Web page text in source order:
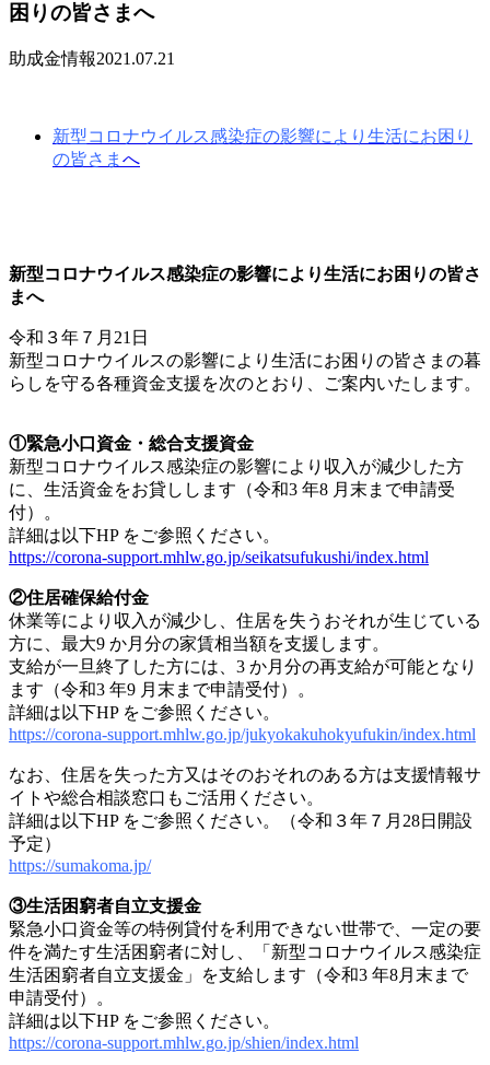
困りの皆さまへ
助成金情報2021.07.21
新型コロナウイルス感染症の影響により生活にお困り
の皆さま へ
新型コロナウイルス感染症の影響により生活にお困りの皆さ
まへ
令和３年７月21日
新型コロナウイルスの影響により生活にお困りの皆さまの暮
らしを守る各種資金支援を次のとおり、ご案内いたします。
①緊急小口資金・総合支援資金
新型コロナウイルス感染症の影響により収入が減少した方
に、生活資金をお貸しします（令和3 年8 月末まで申請受
付）。
詳細は以下HP をご参照ください。
https://corona-support.mhlw.go.jp/seikatsufukushi/index.html
②住居確保給付金
休業等により収入が減少し、住居を失うおそれが生じている
方に、最大9 か月分の家賃相当額を支援します。
支給が一旦終了した方には、3 か月分の再支給が可能となり
ます（令和3 年9 月末まで申請受付）。
詳細は以下HP をご参照ください。
https://corona-support.mhlw.go.jp/jukyokakuhokyufukin/index.html
なお、住居を失った方又はそのおそれのある方は支援情報サ
イトや総合相談窓口もご活用ください。
詳細は以下HP をご参照ください。（令和３年７月28日開設
予定）
https://sumakoma.jp/
③生活困窮者自立支援金
緊急小口資金等の特例貸付を利用できない世帯で、一定の要
件を満たす生活困窮者に対し、「新型コロナウイルス感染症
生活困窮者自立支援金」を支給します（令和3 年8月末まで
申請受付）。
詳細は以下HP をご参照ください。
https://corona-support.mhlw.go.jp/shien/index.html